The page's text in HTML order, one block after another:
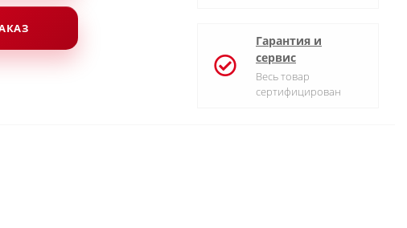
Гарантия и
сервис
Весь товар
сертифицирован